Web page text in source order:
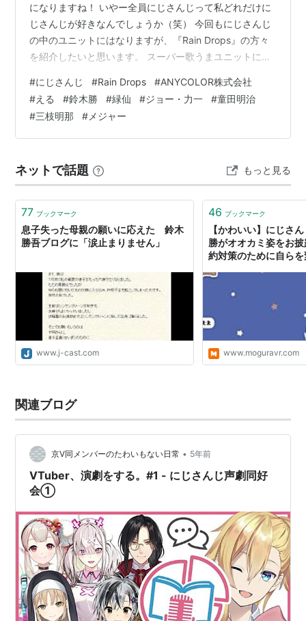
になりますね！ いやー全員にじさんじって私どれだけに
じさんじが好きなんでしょうか（笑） 今回もにじさんじ
の中のユニットにはなりますが、『Rain Drops』の方々
を紹介したいと思います。 スーパー歌うまユニットにな
ーパー歌うまユニットRain Dropsのメンバー紹介 える 鈴
木勝(すずきまさる) 緑仙(リューシェン) ジョー・力一 (じ
ょーりきいち) 童田明治 (わらべだめいじー) 三枝明那(さ
えぐさあきな) この六人のオススメ動画は！？ 最後に
#にじさんじ #Rain Drops #ANYCOLOR株式会社
#える #鈴木勝 #緑仙 #ジョー・力一 #童田明治
#三枝明那 # メジャー
ネットで話題 もっと見る
77 ブックマーク
息子失った母親の願いに応えた 鈴木
勝吾ブログに「涙止まりません」
www.j-cast.com
46 ブックマーク
【かわいい】にじさ
勝がオオカミ姿をお
約対策のために自ら
www.moguravr.com
関連ブログ
京V同メンバーのたわいもない日常 • 5年前
VTuber、演劇をする。#1 - にじさんじ声劇同好
会①